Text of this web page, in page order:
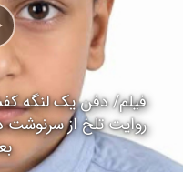
روایت تلخ از